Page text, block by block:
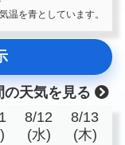
温を青としています。
の天気を見る
8/12
(水)
8/13
(木)